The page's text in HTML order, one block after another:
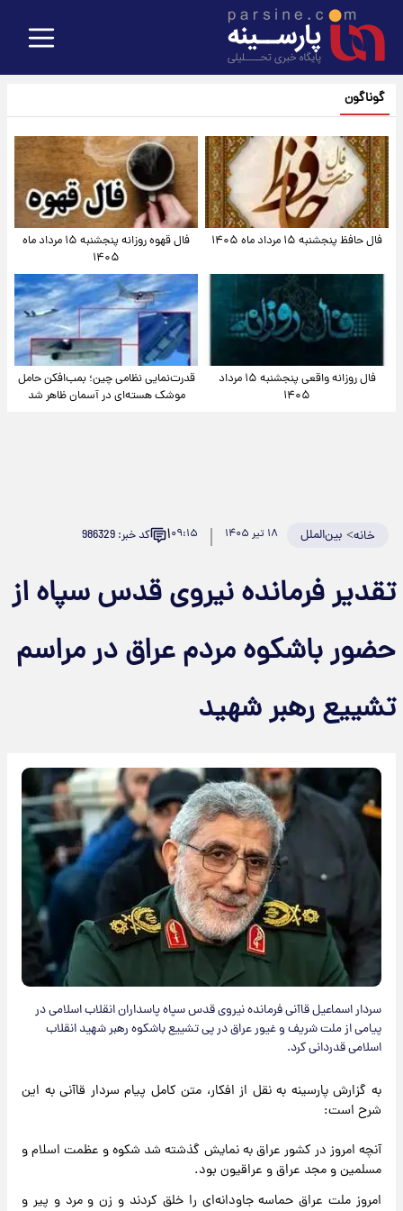
گوناگون
فال حافظ پنجشنبه ۱۵ مرداد ماه ۱۴۰۵
فال قهوه روزانه پنجشنبه ۱۵ مرداد ماه
۱۴۰۵
فال روزانه واقعی پنجشنبه ۱۵ مرداد
۱۴۰۵
قدرت‌نمایی نظامی چین؛ بمب‌افکن حامل
موشک هسته‌ای در آسمان ظاهر شد
خانه> بین‌الملل ۱۸ تیر ۱۴۰۵ ۰۹:۱۵۱ کد خبر: 986329
تقدیر فرمانده نیروی قدس سپاه از
حضور باشکوه مردم عراق در مراسم
تشییع رهبر شهید
سردار اسماعیل قاآنی فرمانده نیروی قدس سپاه پاسداران انقلاب اسلامی در
پیامی از ملت شریف و غیور عراق در پی تشییع باشکوه رهبر شهید انقلاب
اسلامی قدردانی کرد.
به گزارش پارسینه به نقل از افکار، متن کامل پیام سردار قاآنی به این
شرح است:
آنچه امروز در کشور عراق به نمایش گذشته شد شکوه و عظمت اسلام و
مسلمین و مجد عراق و عراقیون بود.
امروز ملت عراق حماسه جاودانه‌ای را خلق کردند و زن و مرد و پیر و